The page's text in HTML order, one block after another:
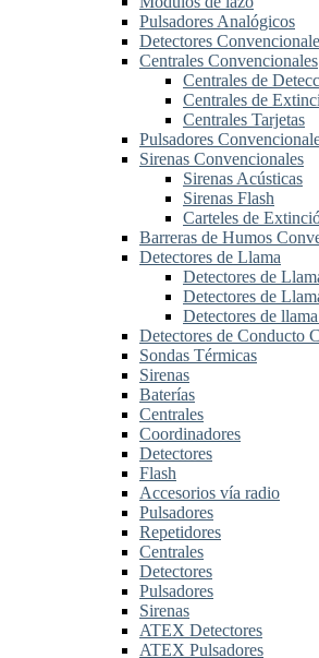
Pulsadores Analógicos
Detectores
Centrales Convencionales
Centrales de
Centrales de
Centrales Tarjetas
Pulsadores
Sirenas Convencionales
Sirenas Acústicas
Sirenas Flash
Carteles de
Barreras de Humos
Detectores de Llama
Detectores de
Detectores de
Detectores de
Detectores de Conducto
Sondas Térmicas
Sirenas
Baterías
Centrales
Coordinadores
Detectores
Flash
Accesorios vía radio
Pulsadores
Repetidores
Centrales
Detectores
Pulsadores
Sirenas
ATEX Detectores
ATEX Pulsadores